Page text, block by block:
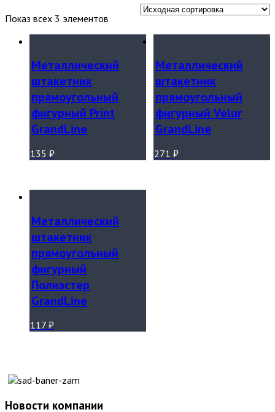
Показ всех 3 элементов
Металлический
штакетник
прямоугольный
фигурный Print
GrandLine
135 ₽
Металлический
штакетник
прямоугольный
фигурный Velur
GrandLine
271 ₽
Металлический
штакетник
прямоугольный
фигурный
Полиэстер
GrandLine
117 ₽
Новости компании